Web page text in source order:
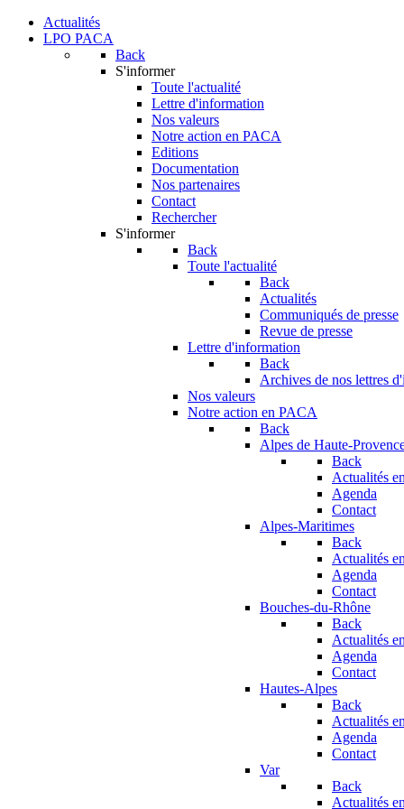
Actualités
LPO PACA
Back
S'informer
Toute l'actualité
Lettre d'information
Nos valeurs
Notre action en PACA
Editions
Documentation
Nos partenaires
Contact
Rechercher
S'informer
Back
Toute l'actualité
Back
Actualités
Communiqués de presse
Revue de presse
Lettre d'information
Back
Archives de nos lettres
Nos valeurs
Notre action en PACA
Back
Alpes de Haute-
Back
Actualités
Agenda
Contact
Alpes-Maritimes
Back
Actualités
Agenda
Contact
Bouches-du-Rhône
Back
Actualités
Agenda
Contact
Hautes-Alpes
Back
Actualités
Agenda
Contact
Var
Back
Actualités